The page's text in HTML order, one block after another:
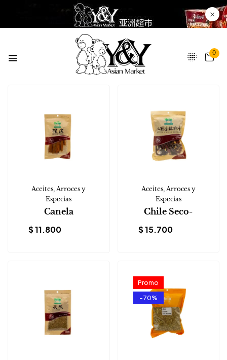
0
Aceites, Arroces y
Especias
Canela
$11.800
Aceites, Arroces y
Especias
Chile Seco-
$15.700
Promo
-70%